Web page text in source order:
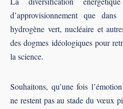
d’approvisionnement que
hydrogène vert, nucléaire et
des dogmes idéologiques pour
la science.
Souhaitons, qu’une fois
ne restent pas au stade du vœux